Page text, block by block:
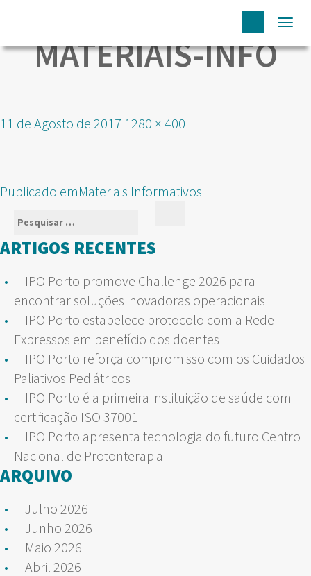
MATERIAIS-INFO
Publicado
11 de Agosto de 2017 Tamanho
1280 × 400
NAVEGAÇÃO
ARTIGOS
Publicado emMateriais Informativos
Pesquisar
por:
ARTIGOS RECENTES
IPO Porto promove Challenge 2026 para
encontrar soluções inovadoras operacionais
IPO Porto estabelece protocolo com a Rede
Expressos em benefício dos doentes
IPO Porto reforça compromisso com os Cuidados
Paliativos Pediátricos
IPO Porto é a primeira instituição de saúde com
certificação ISO 37001
IPO Porto apresenta tecnologia do futuro Centro
Nacional de Protonterapia
ARQUIVO
Julho 2026
Junho 2026
Maio 2026
Abril 2026